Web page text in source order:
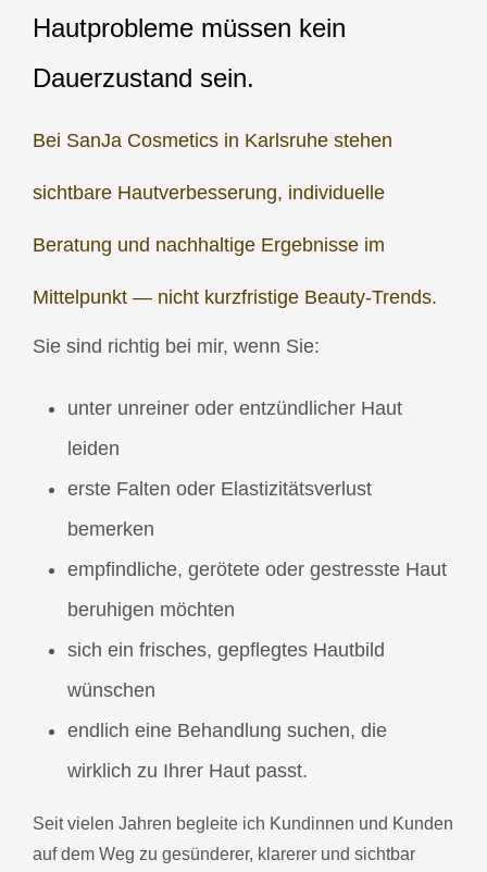
Hautprobleme müssen kein
Dauerzustand sein.
Bei SanJa Cosmetics in Karlsruhe stehen
sichtbare Hautverbesserung, individuelle
Beratung und nachhaltige Ergebnisse im
Mittelpunkt — nicht kurzfristige Beauty-Trends.
Sie sind richtig bei mir, wenn Sie:
unter unreiner oder entzündlicher Haut
leiden
erste Falten oder Elastizitätsverlust
bemerken
empfindliche, gerötete oder gestresste Haut
beruhigen möchten
sich ein frisches, gepflegtes Hautbild
wünschen
endlich eine Behandlung suchen, die
wirklich zu Ihrer Haut passt.
Seit vielen Jahren begleite ich Kundinnen und Kunden
auf dem Weg zu gesünderer, klarerer und sichtbar